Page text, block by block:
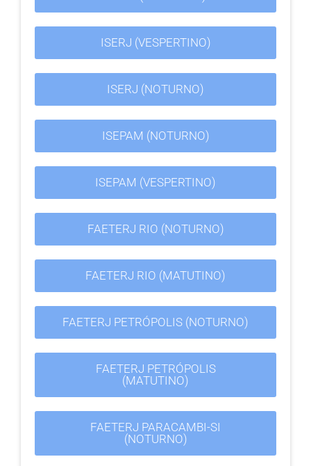
ISERJ (VESPERTINO)
ISERJ (NOTURNO)
ISEPAM (NOTURNO)
ISEPAM (VESPERTINO)
FAETERJ RIO (NOTURNO)
FAETERJ RIO (MATUTINO)
FAETERJ PETRÓPOLIS (NOTURNO)
FAETERJ PETRÓPOLIS
(MATUTINO)
FAETERJ PARACAMBI-SI
(NOTURNO)